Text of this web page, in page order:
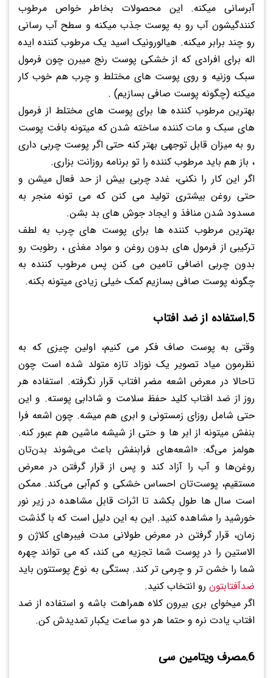
آبرسانی میکنه. این محصولات بخاطر خواص مرطوب
کنندگیشون آب رو به پوست جذب میکنه و سطح آب رسانی
رو چند برابر میکنه. هیالورونیک اسید یک مرطوب کننده ایده
اله برای افرادی که از خشکی پوست رنج میبرن چون فرمول
سبک وزنیه و روی پوست های مختلط و چرب هم خوب کار
میکنه (چگونه پوست صافی بسازیم) .
بهترین مرطوب کننده ها برای پوست های مختلط از فرمول
های سبک و مات کننده ساخته شدن که میتونه بافت پوست
رو به میزان قابل توجهی بهتر کنه حتی اگر پوست چربی داری
، باز هم باید مرطوب کننده را تو برنامه روزانت بزاری.
اگر این کار را نکنی، غدد چربی بیش از حد فعال میشن و
حتی روغن بیشتری تولید می کنن که می تونه منجر به
مسدود شدن منافذ و ایجاد جوش های بد بشن.
بهترین مرطوب کننده ها برای پوست های چرب به لطف
ترکیبی از فرمول های بدون روغن و مواد مغذی ، رطوبت رو
بدون چربی اضافی تامین می کنن پس مرطوب کننده به
چگونه پوست صافی بسازیم کمک خیلی زیادی میتونه بکنه.
5.استفاده از ضد افتاب
وقتی به پوست صاف فکر می کنیم، اولین چیزی که به
نظرمون میاد تصویر یک نوزاد تازه متولد شده است چون
تاحالا در معرض اشعه مضر افتاب قرار نگرفته. استفاده هر
روز از ضد افتاب کلید حفظ سلامت و شادابی پوسته. و این
حتی شامل روزای زمستونی و ابری هم میشه. چون اشعه فرا
بنفش میتونه از ابر ها و حتی از شیشه ماشین هم عبور کنه.
هولمز می‌گه: «اشعه‌های فرابنفش باعث می‌شوند بدن‌تان
روغن‌ها و آب را آزاد کند و پس از قرار گرفتن در معرض
مستقیم، پوست‌تان احساس خشکی و کم‌آبی می‌کند. ممکن
است سال ها طول بکشد تا اثرات قابل مشاهده در زیر نور
خورشید را مشاهده کنید. این به این دلیل است که با گذشت
زمان، قرار گرفتن در معرض طولانی مدت فیبرهای کلاژن و
الاستین را در پوست شما تجزیه می کند، که می تواند چهره
شما را خشن تر و چرمی تر کند. بستگی به نوع پوستتون باید
ضدآفتابتون رو انتخاب کنید.
اگر میخوای بری بیرون کلاه همراهت باشه و استفاده از ضد
افتاب یادت نره و حتما هر دو ساعت یکبار تمدیدش کن.
6.مصرف ویتامین سی